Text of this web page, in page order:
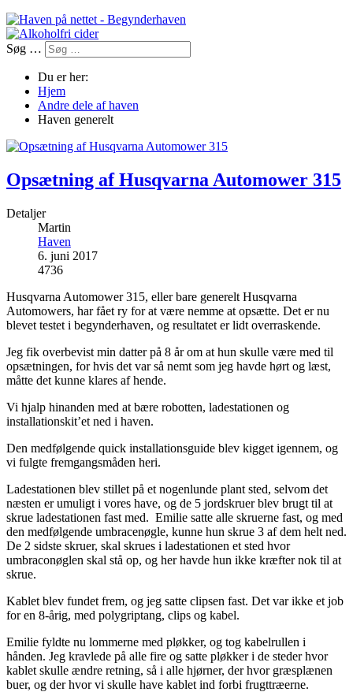
Søg …
Du er her:
Hjem
Andre dele af haven
Haven generelt
Opsætning af Husqvarna Automower 315
Detaljer
Martin
Haven
6. juni 2017
4736
Husqvarna Automower 315, eller bare generelt Husqvarna
Automowers, har fået ry for at være nemme at opsætte. Det er nu
blevet testet i begynderhaven, og resultatet er lidt overraskende.
Jeg fik overbevist min datter på 8 år om at hun skulle være med til
opsætningen, for hvis det var så nemt som jeg havde hørt og læst,
måtte det kunne klares af hende.
Vi hjalp hinanden med at bære robotten, ladestationen og
installationskit’et ned i haven.
Den medfølgende quick installationsguide blev kigget igennem, og
vi fulgte fremgangsmåden heri.
Ladestationen blev stillet på et nogenlunde plant sted, selvom det
næsten er umuligt i vores have, og de 5 jordskruer blev brugt til at
skrue ladestationen fast med. Emilie satte alle skruerne fast, og med
den medfølgende umbracenøgle, kunne hun skrue 3 af dem helt ned.
De 2 sidste skruer, skal skrues i ladestationen et sted hvor
umbraconøglen skal stå op, og her havde hun ikke kræfter nok til at
skrue.
Kablet blev fundet frem, og jeg satte clipsen fast. Det var ikke et job
for en 8-årig, med polygriptang, clips og kabel.
Emilie fyldte nu lommerne med pløkker, og tog kabelrullen i
hånden. Jeg kravlede på alle fire og satte pløkker i de steder hvor
kablet skulle ændre retning, så i alle hjørner, der hvor græsplænen
buer, og der hvor vi skulle have kablet ind forbi frugttræerne.